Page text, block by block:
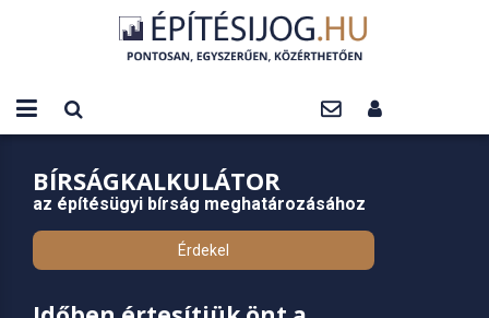
BÍRSÁGKALKULÁTOR
az építésügyi bírság meghatározásához
Érdekel